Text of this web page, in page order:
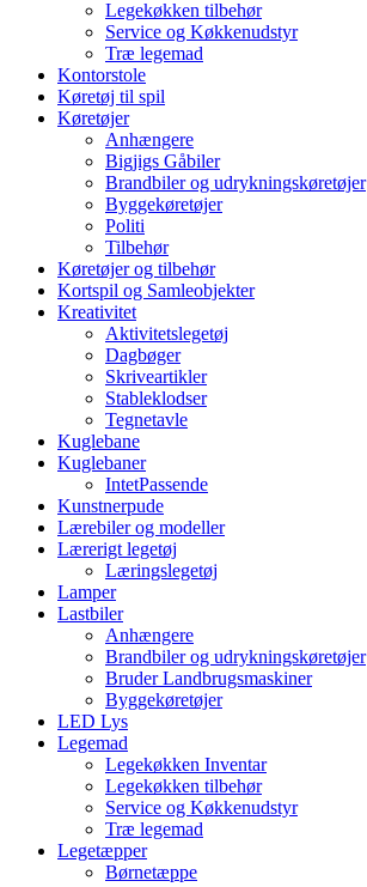
Legekøkken tilbehør
Service og Køkkenudstyr
Træ legemad
Kontorstole
Køretøj til spil
Køretøjer
Anhængere
Bigjigs Gåbiler
Brandbiler og udrykningskøretøjer
Byggekøretøjer
Politi
Tilbehør
Køretøjer og tilbehør
Kortspil og Samleobjekter
Kreativitet
Aktivitetslegetøj
Dagbøger
Skriveartikler
Stableklodser
Tegnetavle
Kuglebane
Kuglebaner
IntetPassende
Kunstnerpude
Lærebiler og modeller
Lærerigt legetøj
Læringslegetøj
Lamper
Lastbiler
Anhængere
Brandbiler og udrykningskøretøjer
Bruder Landbrugsmaskiner
Byggekøretøjer
LED Lys
Legemad
Legekøkken Inventar
Legekøkken tilbehør
Service og Køkkenudstyr
Træ legemad
Legetæpper
Børnetæppe